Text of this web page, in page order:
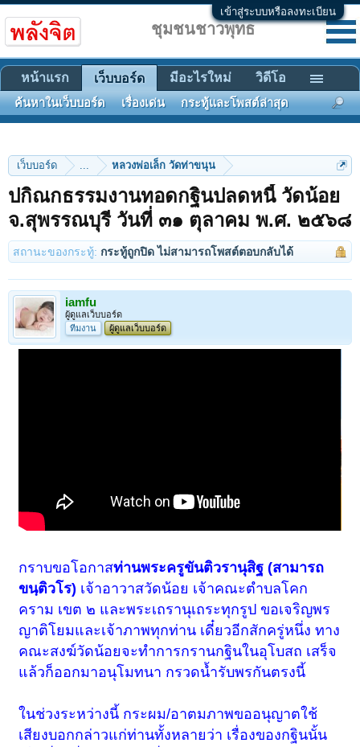
เข้าสู่ระบบหรือลงทะเบียน
เว็บบอร์ด ... หลวงพ่อเล็ก วัดท่าขนุน
ปกิณกธรรมงานทอดกฐินปลดหนี้ วัดน้อย
จ.สุพรรณบุรี วันที่ ๓๑ ตุลาคม พ.ศ. ๒๕๖๘
สถานะของกระทู้: กระทู้ถูกปิด ไม่สามารถโพสต์ตอบกลับได้
iamfu
ผู้ดูแลเว็บบอร์ด
ทีมงาน
ผู้ดูแลเว็บบอร์ด
กราบขอโอกาสท่านพระครูขันติวรานุสิฐ (สามารถ
ขนฺติวโร) เจ้าอาวาสวัดน้อย เจ้าคณะตำบลโคก
คราม เขต ๒ และพระเถรานุเถระทุกรูป ขอเจริญพร
ญาติโยมและเจ้าภาพทุกท่าน เดี๋ยวอีกสักครู่หนึ่ง ทาง
คณะสงฆ์วัดน้อยจะทำการกรานกฐินในอุโบสถ เสร็จ
แล้วก็ออกมาอนุโมทนา กรวดน้ำรับพรกันตรงนี้
ในช่วงระหว่างนี้ กระผม/อาตมภาพขออนุญาตใช้
เสียงบอกกล่าวแก่ท่านทั้งหลายว่า เรื่องของกฐินนั้น
ชุมชนชาวพุทธ
หน้าแรก เว็บบอร์ด
ค้นหาในเว็บบอร์ด เรื่องเด่น กระทู้และโพสต์ล่าสุด
มีอะไรใหม่ วิดีโอ